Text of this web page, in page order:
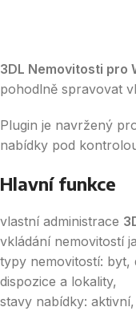
3DL Nemovitosti pro
pohodlně spravovat
Plugin je navržený
nabídky pod
Hlavní funkce
vlastní administrace
vkládání nemovitostí
typy nemovitostí: byt,
dispozice a lokality,
stavy nabídky: